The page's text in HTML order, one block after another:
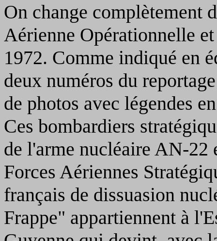
On change complètement
Aérienne Opérationnelle
1972. Comme indiqué en
deux numéros du
de photos avec légendes
Ces bombardiers
de l'arme nucléaire AN-22
Forces Aériennes
français de dissuasion
Frappe" appartiennent à